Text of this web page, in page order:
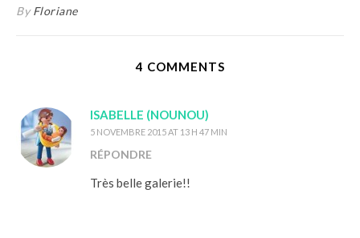
ByFloriane
4 COMMENTS
ISABELLE (NOUNOU)
5 NOVEMBRE 2015 AT 13 H 47 MIN
RÉPONDRE
Très belle galerie!!